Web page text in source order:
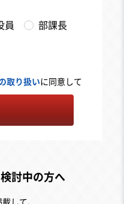
員 部課長
取り扱いに同意して
討中の方へ